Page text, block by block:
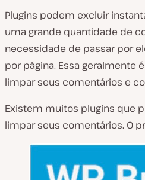
Plugins podem excluir
uma grande quantidade de
necessidade de passar por
por página. Essa geralmente
limpar seus comentários e
Existem muitos plugins que
limpar seus comentários. O